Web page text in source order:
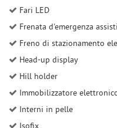
Fari LED
Frenata d'emergenza
Freno di stazionamento
Head-up display
Hill holder
Immobilizzatore
Interni in pelle